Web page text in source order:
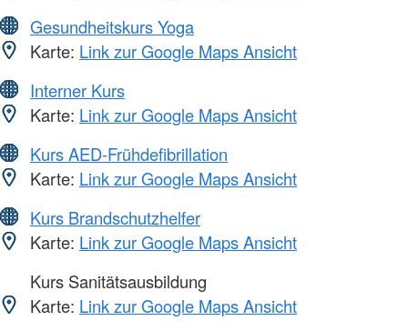
Gesundheitskurs Yoga
Karte: Link zur Google Maps Ansicht
Interner Kurs
Karte: Link zur Google Maps Ansicht
Kurs AED-Frühdefibrillation
Karte: Link zur Google Maps Ansicht
Kurs Brandschutzhelfer
Karte: Link zur Google Maps Ansicht
Kurs Sanitätsausbildung
Karte: Link zur Google Maps Ansicht